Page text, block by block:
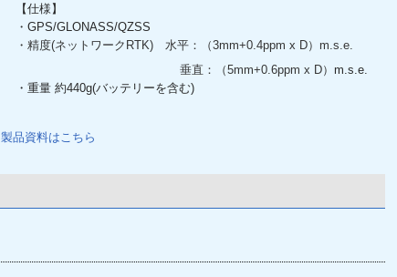
【仕様】
・GPS/GLONASS/QZSS
・精度(ネットワークRTK)水平：（3mm+0.4ppm x D）m.s.e.
垂直：（5mm+0.6ppm x D）m.s.e.
・重量 約440g(バッテリーを含む)
製品資料はこちら